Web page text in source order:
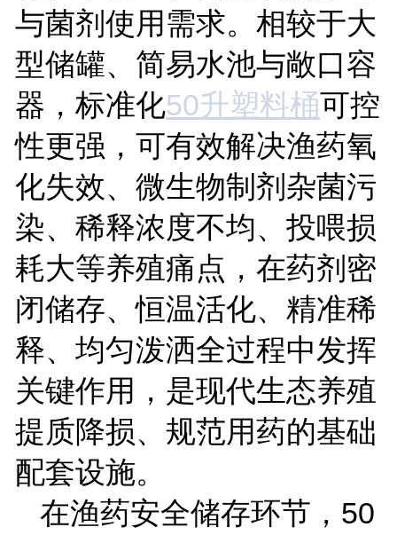
与菌剂使用需求。相较于大
型储罐、简易水池与敞口容
器，标准化50升塑料桶可控
性更强，可有效解决渔药氧
化失效、微生物制剂杂菌污
染、稀释浓度不均、投喂损
耗大等养殖痛点，在药剂密
闭储存、恒温活化、精准稀
释、均匀泼洒全过程中发挥
关键作用，是现代生态养殖
提质降损、规范用药的基础
配套设施。
在渔药安全储存环节， 50